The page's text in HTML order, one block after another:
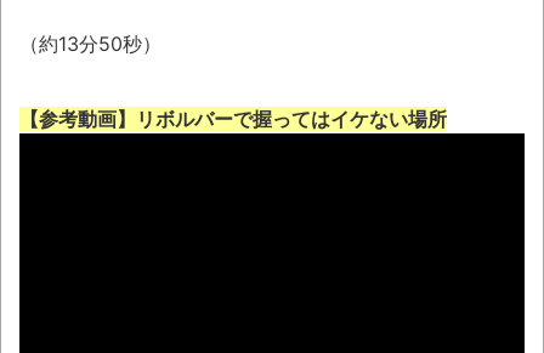
【08～10日の新刊】「あくまでクジャク
7」
（約13分50秒）
【参考動画】リボルバーで握ってはイケない場所